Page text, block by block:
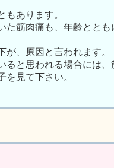
もあります。
た筋肉痛も、年齢とと
が、原因と言われます。
ると思われる場合には
を見て下さい。